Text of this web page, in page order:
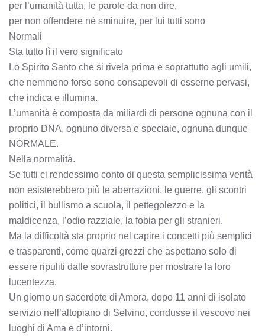
per l’umanità tutta, le parole da non dire,
per non offendere né sminuire, per lui tutti sono
Normali
Sta tutto lì il vero significato
Lo Spirito Santo che si rivela prima e soprattutto agli umili,
che nemmeno forse sono consapevoli di esserne pervasi,
che indica e illumina.
L’umanità è composta da miliardi di persone ognuna con il
proprio DNA, ognuno diversa e speciale, ognuna dunque
NORMALE.
Nella normalità.
Se tutti ci rendessimo conto di questa semplicissima verità
non esisterebbero più le aberrazioni, le guerre, gli scontri
politici, il bullismo a scuola, il pettegolezzo e la
maldicenza, l’odio razziale, la fobia per gli stranieri.
Ma la difficoltà sta proprio nel capire i concetti più semplici
e trasparenti, come quarzi grezzi che aspettano solo di
essere ripuliti dalle sovrastrutture per mostrare la loro
lucentezza.
Un giorno un sacerdote di Amora, dopo 11 anni di isolato
servizio nell’altopiano di Selvino, condusse il vescovo nei
luoghi di Ama e d’intorni.